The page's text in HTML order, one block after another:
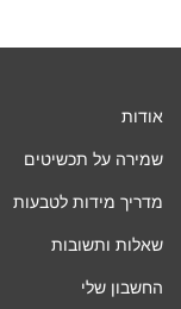
אודות
שמירה על תכשיטים
מדריך מידות לטבעות
שאלות ותשובות
החשבון שלי